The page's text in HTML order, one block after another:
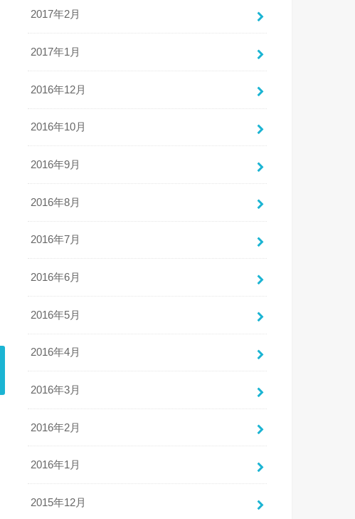
2017年2月
2017年1月
2016年12月
2016年10月
2016年9月
2016年8月
2016年7月
2016年6月
2016年5月
2016年4月
2016年3月
2016年2月
2016年1月
2015年12月